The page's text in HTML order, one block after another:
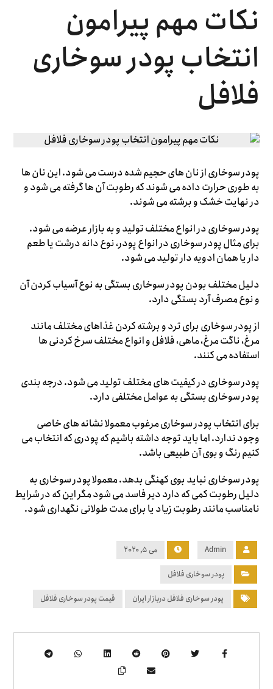
نکات مهم پیرامون
انتخاب پودر سوخاری
فلافل
پودر سوخاری از نان های حجیم شده درست می شود. این نان ها
به طوری حرارت داده می شوند که رطوبت آن ها گرفته می شود و
در نهایت خشک و برشته می شوند.
پودر سوخاری در انواع مختلف تولید و به بازار عرضه می شود.
برای مثال پودر سوخاری در انواع پودر، نوع دانه درشت یا طعم
دار یا همان ادویه دار تولید می شود.
دلیل مختلف بودن پودر سوخاری بستگی به نوع آسیاب کردن آن
و نوع مصرف آرد بستگی دارد.
از پودر سوخاری برای ترد و برشته کردن غذاهای مختلف مانند
مرغ، ناگت مرغ، ماهی، فلافل و انواع مختلف سرخ کردنی ها
استفاده می کنند.
پودر سوخاری در کیفیت های مختلف تولید می شود. درجه بندی
پودر سوخاری بستگی به عوامل مختلفی دارد.
برای انتخاب پودر سوخاری مرغوب معمولا نشانه های خاصی
وجود ندارد. اما باید توجه داشته باشیم که پودری که انتخاب می
کنیم رنگ و بوی آن طبیعی باشد.
پودر سوخاری نباید بوی کهنگی بدهد. معمولا پودر سوخاری به
دلیل رطوبت کمی که دارد دیر فاسد می شود مگر این که در شرایط
نامناسب مانند رطوبت زیاد یا برای مدت طولانی نگهداری شود.
Admin می ۵, ۲۰۲۰
پودر سوخاری فلافل
پودر سوخاری فلافل دربازار ایران قیمت پودر سوخاری فلافل